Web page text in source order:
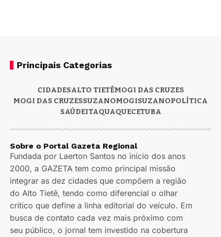
Principais Categorias
CIDADESALTO TIETÊMOGI DAS CRUZES
MOGI DAS CRUZESSUZANOMOGISUZANOPOLÍTICA
SAÚDEITAQUAQUECETUBA
Sobre o Portal Gazeta Regional
Fundada por Laerton Santos no início dos anos
2000, a GAZETA tem como principal missão
integrar as dez cidades que compõem a região
do Alto Tietê, tendo como diferencial o olhar
crítico que define a linha editorial do veículo. Em
busca de contato cada vez mais próximo com
seu público, o jornal tem investido na cobertura